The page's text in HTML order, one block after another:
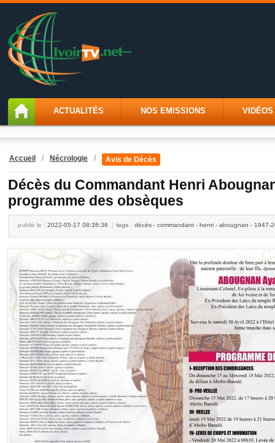
ACTUALITÉS NOS EMISSIONS VIDÉOS
Accueil / Nécrologie / Avis de Décès
Décès du Commandant Henri
programme des obsèques
publiè le : 2022-05-17 08:38:36 tags : décès - commandant - henri - abougnan - 1947-